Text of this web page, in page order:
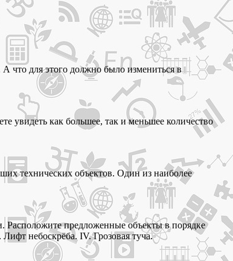
что для этого должно было измениться в
увидеть как большее, так и меньшее количество
технических объектов. Один из наиболее
Расположите предложенные объекты в порядке
небоскрёба. IV. Грозовая туча.